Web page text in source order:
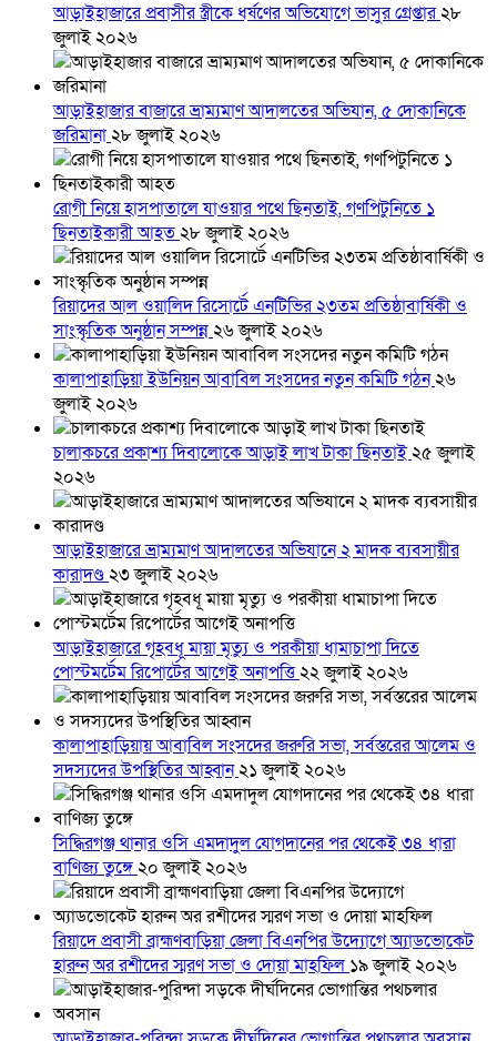
আড়াইহাজারে প্রবাসীর স্ত্রীকে ধর্ষণের অভিযোগে ভাসুর গ্রেপ্তার২৮
জুলাই ২০২৬
আড়াইহাজার বাজারে ভ্রাম্যমাণ আদালতের অভিযান, ৫ দোকানিকে
জরিমানা২৮ জুলাই ২০২৬
রোগী নিয়ে হাসপাতালে যাওয়ার পথে ছিনতাই, গণপিটুনিতে ১
ছিনতাইকারী আহত২৮ জুলাই ২০২৬
রিয়াদের আল ওয়ালিদ রিসোর্টে এনটিভির ২৩তম প্রতিষ্ঠাবার্ষিকী ও
সাংস্কৃতিক অনুষ্ঠান সম্পন্ন২৬ জুলাই ২০২৬
কালাপাহাড়িয়া ইউনিয়ন আবাবিল সংসদের নতুন কমিটি গঠন২৬
জুলাই ২০২৬
চালাকচরে প্রকাশ্য দিবালোকে আড়াই লাখ টাকা ছিনতাই২৫ জুলাই
২০২৬
আড়াইহাজারে ভ্রাম্যমাণ আদালতের অভিযানে ২ মাদক ব্যবসায়ীর
কারাদণ্ড২৩ জুলাই ২০২৬
আড়াইহাজারে গৃহবধূ মায়া মৃত্যু ও পরকীয়া ধামাচাপা দিতে
পোস্টমর্টেম রিপোর্টের আগেই অনাপত্তি২২ জুলাই ২০২৬
কালাপাহাড়িয়ায় আবাবিল সংসদের জরুরি সভা, সর্বস্তরের আলেম ও
সদস্যদের উপস্থিতির আহ্বান২১ জুলাই ২০২৬
সিদ্ধিরগঞ্জ থানার ওসি এমদাদুল যোগদানের পর থেকেই ৩৪ ধারা
বাণিজ্য তুঙ্গে২০ জুলাই ২০২৬
রিয়াদে প্রবাসী ব্রাহ্মণবাড়িয়া জেলা বিএনপির উদ্যোগে অ্যাডভোকেট
হারুন অর রশীদের স্মরণ সভা ও দোয়া মাহফিল ১৯ জুলাই ২০২৬